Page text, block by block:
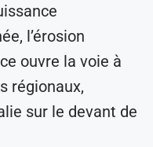
l’érosion
ouvre la voie à
régionaux,
sur le devant de